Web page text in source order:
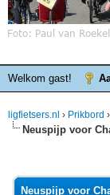
Welkom gast!
ligfietsers.nl › Prikbord ›
Neuspijp voor
Neuspijp voor